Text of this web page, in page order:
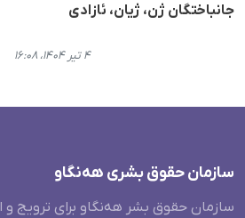
جانباختگان ژن، ژیان، ئازادی
۴ تیر ۱۴۰۴، ۱۶:۰۸
سازمان حقوق بشری هەنگاو
سازمان حقوق بشر هه‌نگاو برای ترویج و